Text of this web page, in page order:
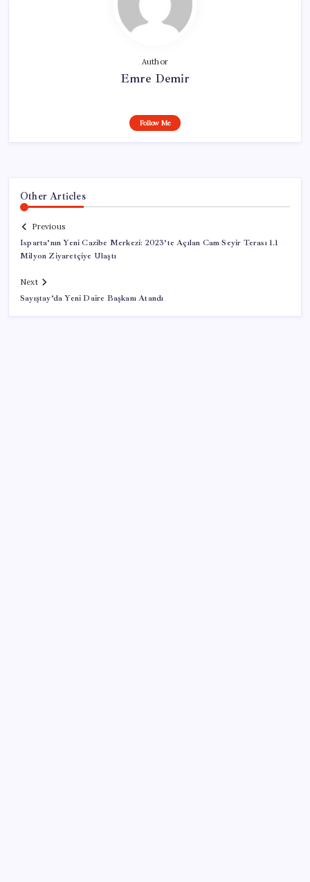
Author
Emre Demir
Follow Me
Other Articles
Previous
Isparta’nın Yeni Cazibe Merkezi: 2023’te Açılan Cam Seyir Terası 1.1
Milyon Ziyaretçiye Ulaştı
Next
Sayıştay’da Yeni Daire Başkanı Atandı